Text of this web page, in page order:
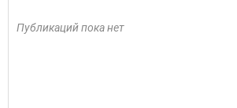
Публикаций пока нет